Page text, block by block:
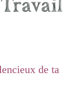
de ta